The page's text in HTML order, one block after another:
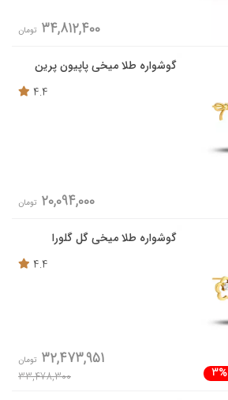
34,812,400 تومان
گوشواره طلا میخی پاپیون پرین
4.4
20,094,000 تومان
گوشواره طلا میخی گل گلورا
4.4
3%
32,473,951 تومان
33,478,300